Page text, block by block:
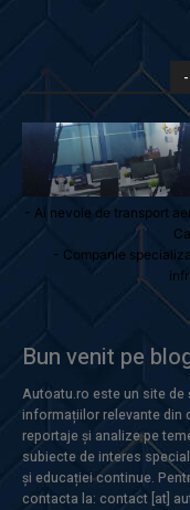
- Ai nevoie de transport
- Companie
Bun venit pe
Autoatu.ro este un site de
informațiilor relevante din
reportaje și analize pe
subiecte de interes
și educației continue.
contacta la: contact [at]